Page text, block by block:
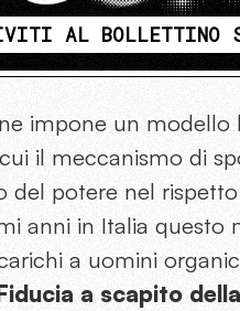
AL BOLLETTINO
impone un
il meccanismo di
del potere nel
anni in Italia
a uomini
a scapito